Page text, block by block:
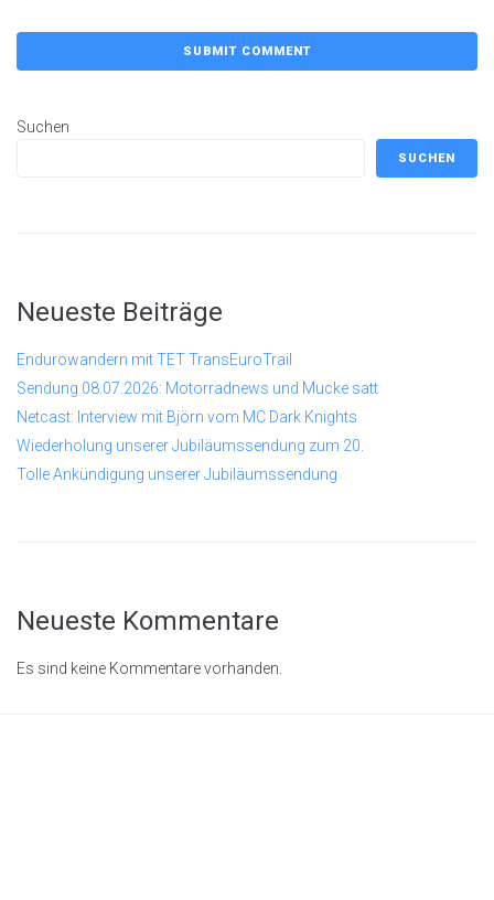
Suchen
SUCHEN
Neueste Beiträge
Endurowandern mit TET TransEuroTrail
Sendung 08.07.2026: Motorradnews und Mucke satt
Netcast: Interview mit Björn vom MC Dark Knights
Wiederholung unserer Jubiläumssendung zum 20.
Tolle Ankündigung unserer Jubiläumssendung
Neueste Kommentare
Es sind keine Kommentare vorhanden.